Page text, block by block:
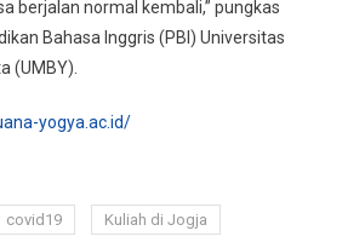
berjalan normal kembali,” pungkas
Bahasa Inggris (PBI) Universitas
(UMBY).
yogya.ac.id/
covid19
Kuliah di Jogja